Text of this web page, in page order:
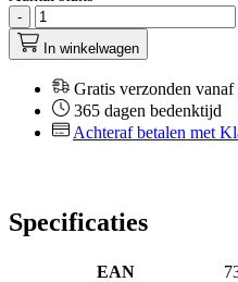
-
In winkelwagen
Gratis verzonden vanaf
365 dagen bedenktijd
Achteraf betalen met
Specificaties
EAN